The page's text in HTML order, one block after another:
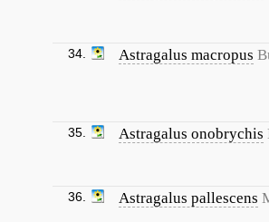
34. Astragalus macropus
35. Astragalus onobrychis
36. Astragalus pallescens